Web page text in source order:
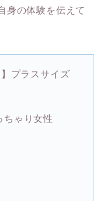
身の体験を伝えて
プラスサイズ
ちゃり女性